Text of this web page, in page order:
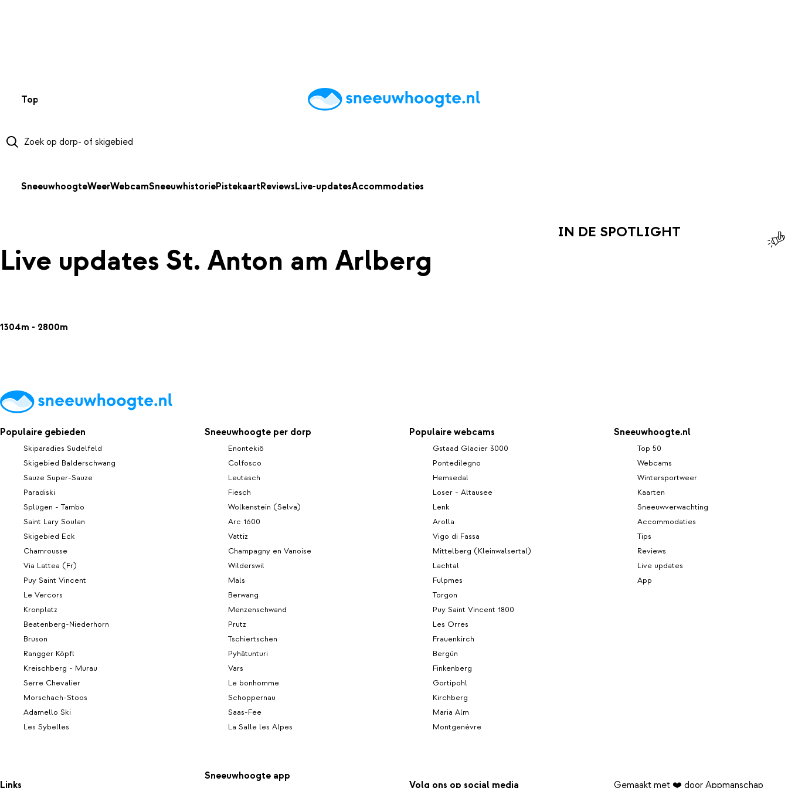
Top 50 AccommodatiesTipsReviewsLive updatesApp
SneeuwhoogteWeerWebcamSneeuwhistoriePistekaartReviewsLive-updatesAccommodaties
Live updates St. Anton am Arlberg
1304m - 2800m
IN DE SPOTLIGHT
Populaire gebieden
Skiparadies Sudelfeld
Skigebied Balderschwang
Sauze Super-Sauze
Paradiski
Splügen - Tambo
Saint Lary Soulan
Skigebied Eck
Chamrousse
Via Lattea (Fr)
Puy Saint Vincent
Le Vercors
Kronplatz
Beatenberg-Niederhorn
Bruson
Rangger Köpfl
Kreischberg - Murau
Serre Chevalier
Morschach-Stoos
Adamello Ski
Les Sybelles
Sneeuwhoogte per dorp
Enontekiö
Colfosco
Leutasch
Fiesch
Wolkenstein (Selva)
Arc 1600
Vattiz
Champagny en Vanoise
Wilderswil
Mals
Berwang
Menzenschwand
Prutz
Tschiertschen
Pyhätunturi
Vars
Le bonhomme
Schoppernau
Saas-Fee
La Salle les Alpes
Populaire webcams
Gstaad Glacier 3000
Pontedilegno
Hemsedal
Loser - Altausee
Lenk
Arolla
Vigo di Fassa
Mittelberg (Kleinwalsertal)
Lachtal
Fulpmes
Torgon
Puy Saint Vincent 1800
Les Orres
Frauenkirch
Bergün
Finkenberg
Gortipohl
Kirchberg
Maria Alm
Montgenèvre
Sneeuwhoogte.nl
Top 50
Webcams
Wintersportweer
Kaarten
Sneeuwverwachting
Accommodaties
Tips
Reviews
Live updates
App
Links
Sneeuwhoogte app
Volg ons op social media Gemaakt met ❤️ door Appmanschap